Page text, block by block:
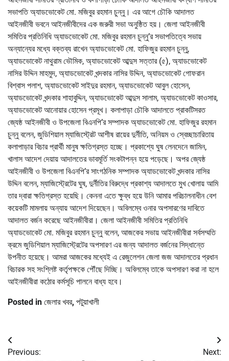
সভাপতি অ্যাডভোকেট মো. মজিবুর রহমান চুন্নু। এর আগে চৌকি আদালত
আইনজীবী ভবনে আইনজীবীদের এক জরুরী সভা অনুষ্ঠিত হয়। জেলা আইনজীবী
সমিতির প্রতিনিধি অ্যাডভোকেট মো. মজিবুর রহমান চুন্নু’র সভাপতিত্বে সভায়
অন্যান্যের মধ্যে বক্তব্য রাখেন অ্যাডভোকেট মো. হাফিজুর রহমান চুন্নু,
অ্যাডভোকেট নাথুরাম ভৌমিক, অ্যাডভোকেট আব্দুস সত্তার (৫), অ্যাডভোকেট
নাসির উদ্দিন মাহমুদ, অ্যাডভোকেট খন্দকার নাসির উদ্দিন, অ্যাডভোকেট গোফরান
বিশ্বাস পলাশ, অ্যাডভোকেট সাইদুর রহমান, অ্যাডভোকেট আবুল হোসেন,
অ্যাডভোকেট খন্দকার শাহাবুদ্দিন, অ্যাডভোকেট আব্দুস সালাম, অ্যাডভোকেট কাওসার,
অ্যাডভোকেট আনোয়ার হোসেন প্রমূখ। কলাপাড়া চৌকি আদালতে প্রাকটিসরত
জ্যেষ্ঠ আইনজীবী ও উপজেলা বিএনপি’র সম্পাদক অ্যাডভোকেট মো. হাফিজুর রহমান
চুন্নু বলেন, জুডিশিয়াল ম্যাজিস্ট্রেট আশীষ রায়ের দুর্নীতি, অনিয়ম ও স্বেচ্ছাচারিতায়
কলাপাড়ার বিচার প্রার্থী মানুষ ক্ষতিগ্রস্ত হচ্ছে। প্রকাশ্যে ঘুষ লেনদেনে জামিন,
খালাস আদেশ দেয়ায় আদালতের ভাবমূর্তি সংকটাপন্ন হয়ে পড়েছে। অপর জ্যেষ্ঠ
আইনজীবী ও উপজেলা বিএনপি’র সাংগঠনিক সম্পাদক অ্যাডভোকেট খন্দকার নাসির
উদ্দিন বলেন, ম্যাজিস্ট্রেটের ঘুষ, দুর্নীতির বিরুদ্ধে প্রকাশ্য আদালতে মুখ খোলায় আমি
তার দ্বারা ক্ষতিগ্রস্ত হয়েছি। কেননা এতে ক্ষুব্ধ হয়ে উনি আমার পরিচালনাধীন বেশ
কয়েকটি মামলায় অন্যায় আদেশ দিয়েছেন। অবিলম্বে ওনার অপসারণের দাবিতে
আদালত বর্জন করেছে আইনজীবীরা। জেলা আইনজীবী সমিতির প্রতিনিধি
অ্যাডভোকেট মো. মজিবুর রহমান চুন্নু বলেন, আজকের সভায় আইনজীবীরা সর্বসম্মতি
ক্রমে জুডিশিয়াল ম্যাজিস্ট্রেটের অপসারণ এর জন্য আদালত বর্জনের সিদ্ধান্তে
উপনীত হয়েছে। আমরা আজকের মধ্যেই এ রেজুলেশন জেলা জজ আদালতের প্রধান
বিচারক সহ সংশ্লিষ্ট কর্তৃপক্ষকে পৌঁছে দিচ্ছি। অবিলম্বে তাকে অপসারণ করা না হলে
আইনজীবীরা কঠোর কর্মসূচি পালনে বাধ্য হবে।
Posted in জেলার খবর, পটুয়াখালী
Post
Previous:
Next: